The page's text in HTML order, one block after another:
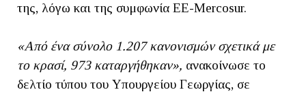
της, λόγω και της συμφωνία ΕΕ-Mercosur.
«Από ένα σύνολο 1.207 κανονισμών σχετικά με
το κρασί, 973 καταργήθηκαν», ανακοίνωσε το
δελτίο τύπου του Υπουργείου Γεωργίας, σε